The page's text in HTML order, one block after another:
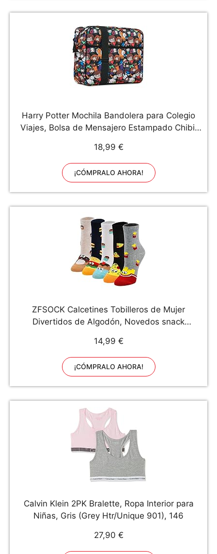
Harry Potter Mochila Bandolera para Colegio
Viajes, Bolsa de Mensajero Estampado Chibi,
para Niños y Adolescentes
18,99 €
¡CÓMPRALO AHORA!
ZFSOCK Calcetines Tobilleros de Mujer
Divertidos de Algodón, Novedos snack
de pastel, 5 pares, 36-42,Delicioso
14,99 €
¡CÓMPRALO AHORA!
Calvin Klein 2PK Bralette, Ropa Interior para
Niñas, Gris (Grey Htr/Unique 901), 146
27,90 €